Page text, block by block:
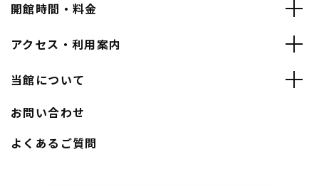
開館時間・料金
アクセス・利用案内
当館について
お問い合わせ
よくあるご質問